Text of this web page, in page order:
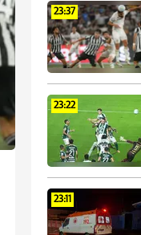
23:37
23:22
23:11